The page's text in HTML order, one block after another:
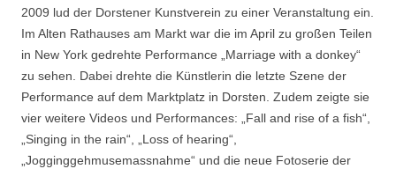
2009 lud der Dorstener Kunstverein zu einer Veranstaltung ein.
Im Alten Rathauses am Markt war die im April zu großen Teilen
in New York gedrehte Performance „Marriage with a donkey“
zu sehen. Dabei drehte die Künstlerin die letzte Szene der
Performance auf dem Marktplatz in Dorsten. Zudem zeigte sie
vier weitere Videos und Performances: „Fall and rise of a fish“,
„Singing in the rain“, „Loss of hearing“,
„Jogginggehmusemassnahme“ und die neue Fotoserie der